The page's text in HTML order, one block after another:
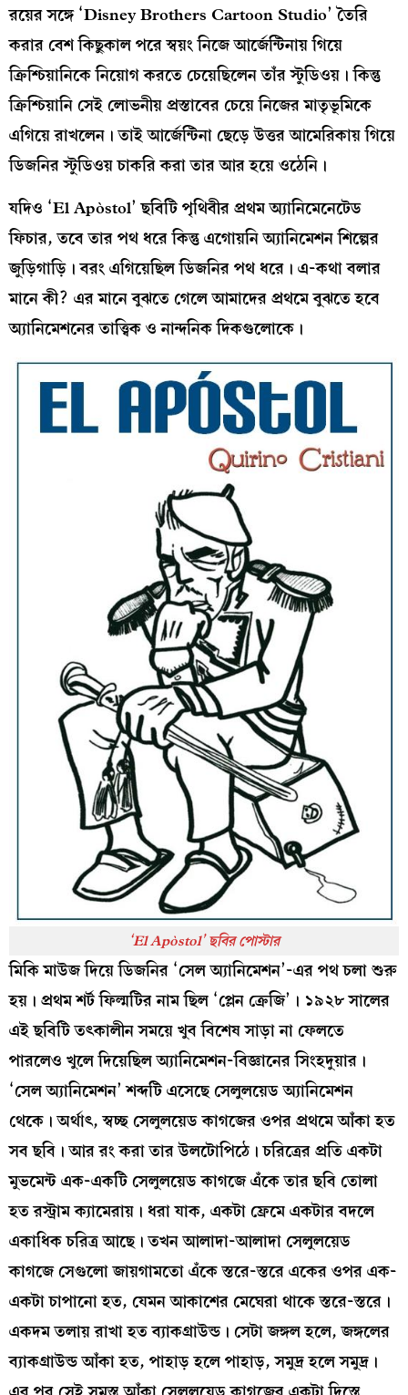
রয়ের সঙ্গে ‘Disney Brothers Cartoon Studio’ তৈরি
করার বেশ কিছুকাল পরে স্বয়ং নিজে আর্জেন্টিনায় গিয়ে
ক্রিশ্চিয়ানিকে নিয়োগ করতে চেয়েছিলেন তাঁর স্টুডিওয়। কিন্তু
ক্রিশ্চিয়ানি সেই লোভনীয় প্রস্তাবের চেয়ে নিজের মাতৃভূমিকে
এগিয়ে রাখলেন। তাই আর্জেন্টিনা ছেড়ে উত্তর আমেরিকায় গিয়ে
ডিজনির স্টুডিওয় চাকরি করা তার আর হয়ে ওঠেনি।
যদিও ‘El Apòstol’ ছবিটি পৃথিবীর প্রথম অ্যানিমেনেটেড
ফিচার, তবে তার পথ ধরে কিন্তু এগোয়নি অ্যানিমেশন শিল্পের
জুড়িগাড়ি। বরং এগিয়েছিল ডিজনির পথ ধরে। এ-কথা বলার
মানে কী? এর মানে বুঝতে গেলে আমাদের প্রথমে বুঝতে হবে
অ্যানিমেশনের তাত্ত্বিক ও নান্দনিক দিকগুলোকে।
‘El Apòstol’ ছবির পোস্টার
মিকি মাউজ দিয়ে ডিজনির ‘সেল অ্যানিমেশন’-এর পথ চলা শুরু
হয়। প্রথম শর্ট ফিল্মটির নাম ছিল ‘প্লেন ক্রেজি’। ১৯২৮ সালের
এই ছবিটি তৎকালীন সময়ে খুব বিশেষ সাড়া না ফেলতে
পারলেও খুলে দিয়েছিল অ্যানিমেশন-বিজ্ঞানের সিংহদুয়ার।
‘সেল অ্যানিমেশন’ শব্দটি এসেছে সেলুলয়েড অ্যানিমেশন
থেকে। অর্থাৎ, স্বচ্ছ সেলুলয়েড কাগজের ওপর প্রথমে আঁকা হত
সব ছবি। আর রং করা তার উলটোপিঠে। চরিত্রের প্রতি একটা
মুভমেন্ট এক-একটি সেলুলয়েড কাগজে এঁকে তার ছবি তোলা
হত রস্ট্রাম ক্যামেরায়। ধরা যাক, একটা ফ্রেমে একটার বদলে
একাধিক চরিত্র আছে। তখন আলাদা-আলাদা সেলুলয়েড
কাগজে সেগুলো জায়গামতো এঁকে স্তরে-স্তরে একের ওপর এক-
একটা চাপানো হত, যেমন আকাশের মেঘেরা থাকে স্তরে-স্তরে।
একদম তলায় রাখা হত ব্যাকগ্রাউন্ড। সেটা জঙ্গল হলে, জঙ্গলের
ব্যাকগ্রাউন্ড আঁকা হত, পাহাড় হলে পাহাড়, সমুদ্র হলে সমুদ্র।